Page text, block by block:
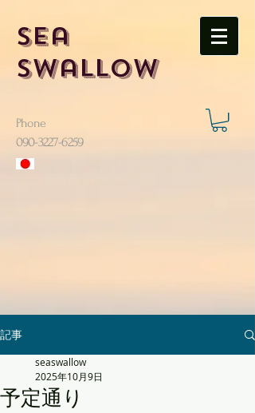
Sea
Swallow
Phone
​090-3227-6259
記事
予定通り
seaswallow
2025年10月9日